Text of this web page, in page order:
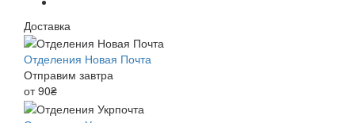
Доставка
Отделения Новая Почта
Отправим завтра
от 90₴